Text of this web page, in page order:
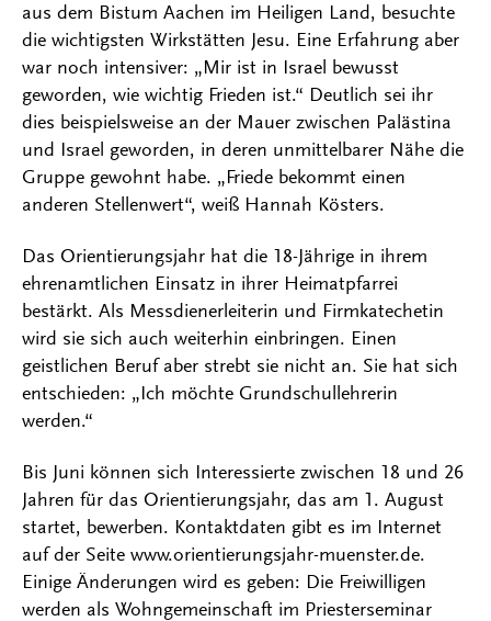
aus dem Bistum Aachen im Heiligen Land, besuchte
die wichtigsten Wirkstätten Jesu. Eine Erfahrung aber
war noch intensiver: „Mir ist in Israel bewusst
geworden, wie wichtig Frieden ist.“ Deutlich sei ihr
dies beispielsweise an der Mauer zwischen Palästina
und Israel geworden, in deren unmittelbarer Nähe die
Gruppe gewohnt habe. „Friede bekommt einen
anderen Stellenwert“, weiß Hannah Kösters.
Das Orientierungsjahr hat die 18-Jährige in ihrem
ehrenamtlichen Einsatz in ihrer Heimatpfarrei
bestärkt. Als Messdienerleiterin und Firmkatechetin
wird sie sich auch weiterhin einbringen. Einen
geistlichen Beruf aber strebt sie nicht an. Sie hat sich
entschieden: „Ich möchte Grundschullehrerin
werden.“
Bis Juni können sich Interessierte zwischen 18 und 26
Jahren für das Orientierungsjahr, das am 1. August
startet, bewerben. Kontaktdaten gibt es im Internet
auf der Seite www.orientierungsjahr-muenster.de.
Einige Änderungen wird es geben: Die Freiwilligen
werden als Wohngemeinschaft im Priesterseminar